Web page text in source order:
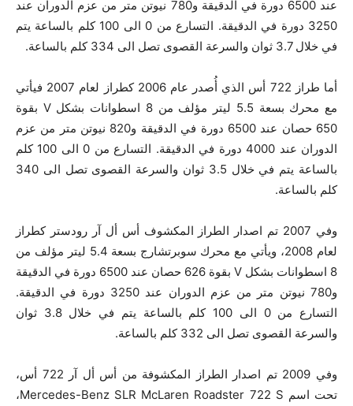
عند 6500 دورة في الدقيقة و780 نيوتن متر من عزم الدوران عند
3250 دورة في الدقيقة. التسارع من 0 الى 100 كلم بالساعة يتم
في خلال 3.7 ثوان والسرعة القصوى تصل الى 334 كلم بالساعة.
أما طراز 722 أس الذي أُصدر عام 2006 كطراز لعام 2007 فيأتي
مع محرك بسعة 5.5 ليتر مؤلف من 8 اسطوانات بشكل V بقوة
650 حصان عند 6500 دورة في الدقيقة و820 نيوتن متر من عزم
الدوران عند 4000 دورة في الدقيقة. التسارع من 0 الى 100 كلم
بالساعة يتم في خلال 3.5 ثوان والسرعة القصوى تصل الى 340
كلم بالساعة.
وفي 2007 تم اصدار الطراز المكشوف أس أل آر رودستر كطراز
لعام 2008، ويأتي مع محرك سوبرتشارج بسعة 5.4 ليتر مؤلف من
8 اسطوانات بشكل V بقوة 626 حصان عند 6500 دورة في الدقيقة
و780 نيوتن متر من عزم الدوران عند 3250 دورة في الدقيقة.
التسارع من 0 الى 100 كلم بالساعة يتم في خلال 3.8 ثوان
والسرعة القصوى تصل الى 332 كلم بالساعة.
وفي 2009 تم اصدار الطراز المكشوفة من أس أل آر 722 أس،
تحت اسم
Mercedes-BenzSLR McLaren Roadster 722 S،